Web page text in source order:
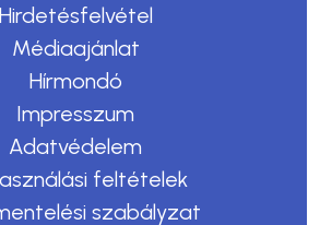
Hirdetésfelvétel
Médiaajánlat
Hírmondó
Impresszum
Adatvédelem
feltételek
szabályzat